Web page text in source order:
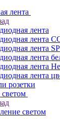
лента
лента
лента
лента
лента
лента
лента
розетки
светом